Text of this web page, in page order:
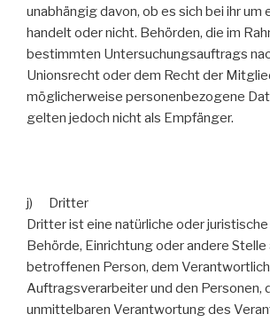
unabhängig davon, ob es sich bei ihr um
handelt oder nicht. Behörden, die im
bestimmten Untersuchungsauftrags
Unionsrecht oder dem Recht der
möglicherweise personenbezogene
gelten jedoch nicht als Empfänger.
j) Dritter
Dritter ist eine natürliche oder juristische
Behörde, Einrichtung oder andere
betroffenen Person, dem
Auftragsverarbeiter und den Personen,
unmittelbaren Verantwortung des